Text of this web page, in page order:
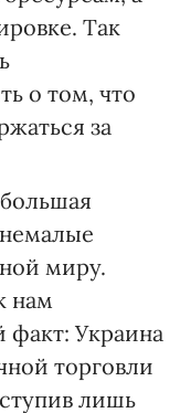
Так
о том, что
за
миру.
нам
факт: Украина
торговли
лишь